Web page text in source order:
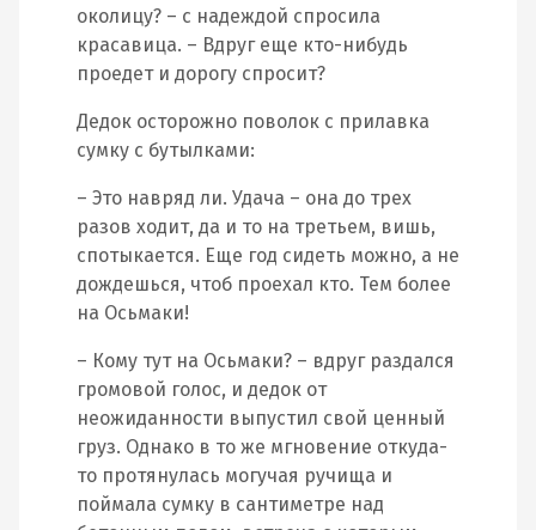
околицу? – с надеждой спросила
красавица. – Вдруг еще кто-нибудь
проедет и дорогу спросит?
Дедок осторожно поволок с прилавка
сумку с бутылками:
– Это навряд ли. Удача – она до трех
разов ходит, да и то на третьем, вишь,
спотыкается. Еще год сидеть можно, а не
дождешься, чтоб проехал кто. Тем более
на Осьмаки!
– Кому тут на Осьмаки? – вдруг раздался
громовой голос, и дедок от
неожиданности выпустил свой ценный
груз. Однако в то же мгновение откуда-
то протянулась могучая ручища и
поймала сумку в сантиметре над